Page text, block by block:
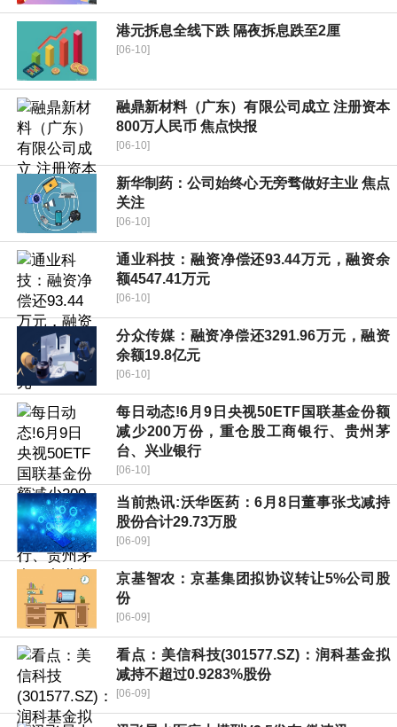
港元拆息全线下跌 隔夜拆息跌至2厘
[06-10]
融鼎新材料（广东）有限公司成立 注册资本
800万人民币 焦点快报
[06-10]
新华制药：公司始终心无旁骛做好主业 焦点
关注
[06-10]
通业科技：融资净偿还93.44万元，融资余
额4547.41万元
[06-10]
分众传媒：融资净偿还3291.96万元，融资
余额19.8亿元
[06-10]
每日动态!6月9日央视50ETF国联基金份额
减少200万份，重仓股工商银行、贵州茅
台、兴业银行
[06-10]
当前热讯:沃华医药：6月8日董事张戈减持
股份合计29.73万股
[06-09]
京基智农：京基集团拟协议转让5%公司股
份
[06-09]
看点：美信科技(301577.SZ)：润科基金拟
减持不超过0.9283%股份
[06-09]